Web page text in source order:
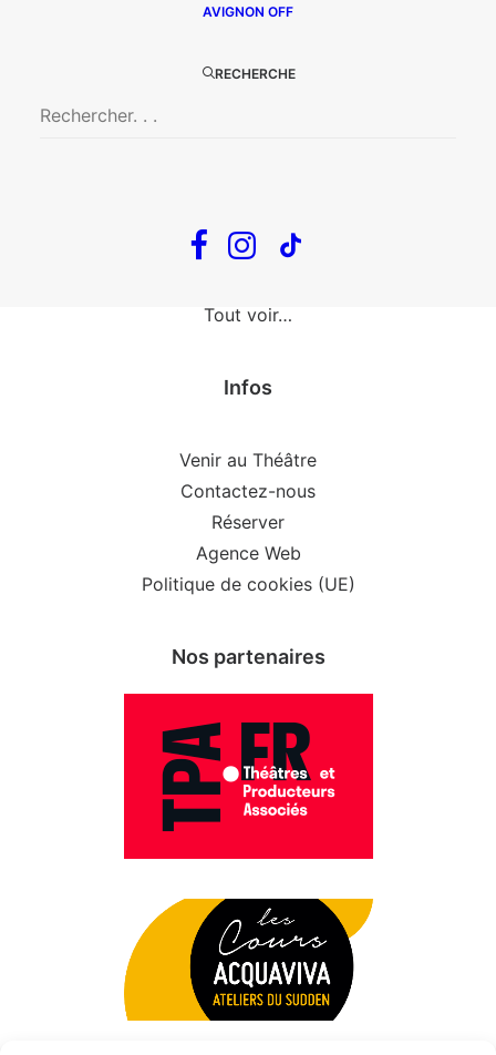
AVIGNON OFF
RECHERCHE
Le goût de la framboise
The Loop
Big Mother
Tout voir…
Infos
Venir au Théâtre
Contactez-nous
Réserver
Agence Web
Politique de cookies (UE)
Nos partenaires